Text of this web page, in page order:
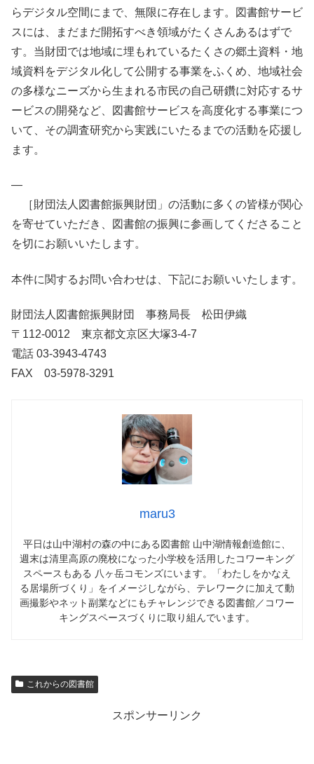
らデジタル空間にまで、無限に存在します。図書館サービ
スには、まだまだ開拓すべき領域がたくさんあるはずで
す。当財団では地域に埋もれているたくさの郷土資料・地
域資料をデジタル化して公開する事業をふくめ、地域社会
の多様なニーズから生まれる市民の自己研鑽に対応するサ
ービスの開発など、図書館サービスを高度化する事業につ
いて、その調査研究から実践にいたるまでの活動を応援し
ます。
—
［財団法人図書館振興財団」の活動に多くの皆様が関心
を寄せていただき、図書館の振興に参画してくださること
を切にお願いいたします。
本件に関するお問い合わせは、下記にお願いいたします。
財団法人図書館振興財団 事務局長 松田伊織
〒112-0012 東京都文京区大塚3-4-7
電話 03-3943-4743
FAX 03-5978-3291
maru3
平日は山中湖村の森の中にある図書館 山中湖情報創造館に、
週末は清里高原の廃校になった小学校を活用したコワーキング
スペースもある 八ヶ岳コモンズにいます。「わたしをかなえ
る居場所づくり」をイメージしながら、テレワークに加えて動
画撮影やネット副業などにもチャレンジできる図書館／コワー
キングスペースづくりに取り組んでいます。
これからの図書館
スポンサーリンク